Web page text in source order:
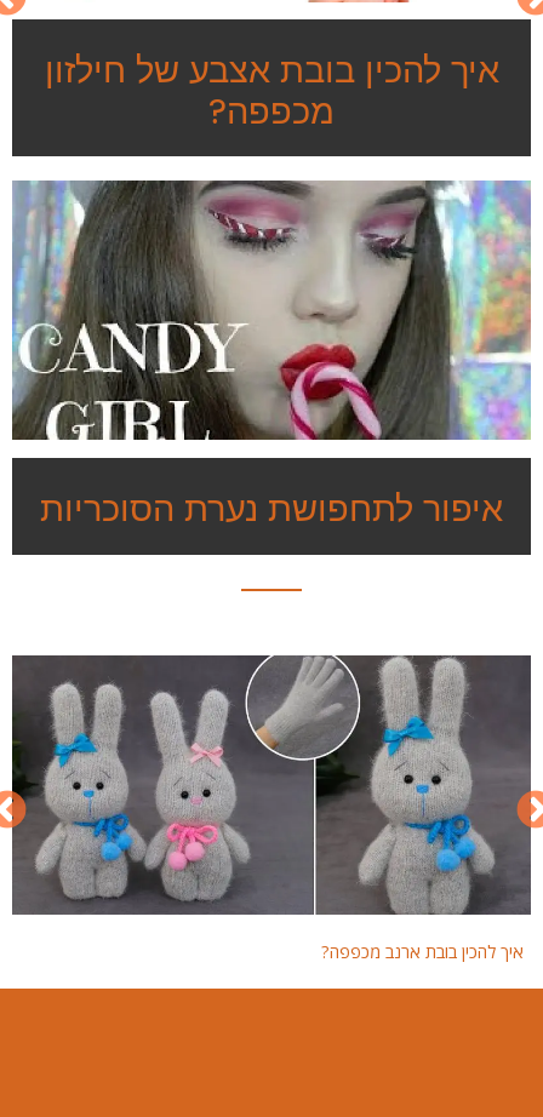
איך להכין בובת אצבע של חילזון
מכפפה?
איפור לתחפושת נערת הסוכריות
איך להכין בובת ארנב מכפפה?